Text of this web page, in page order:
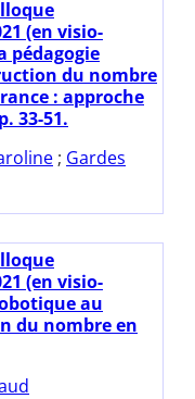
(en visio-
pédagogie
du nombre
: approche
33-51.
; Gardes
(en visio-
au
du nombre en